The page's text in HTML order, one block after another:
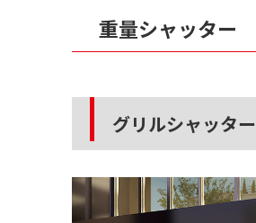
重量シャッター
グリルシャッター